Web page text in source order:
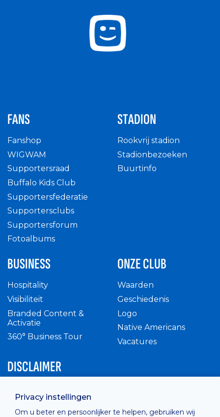
Privacy instellingen
Om u beter en persoonlijker te helpen, gebruiken wij
FANS
Fanshop
WIGWAM
Supportersraad
Buffalo Kids Club
Supportersfederatie
Supportersclubs
Supportersforum
Fotoalbums
STADION
Rookvrij stadion
Stadionbezoeken
Buurtinfo
BUSINESS
Hospitality
Visibiliteit
Branded Content &
Activatie
360° Business Tour
ONZE CLUB
Waarden
Geschiedenis
Logo
Native Americans
Vacatures
DISCLAIMER
Privacy Policy